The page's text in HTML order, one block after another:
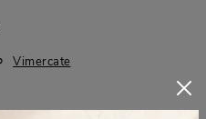
Vimercate